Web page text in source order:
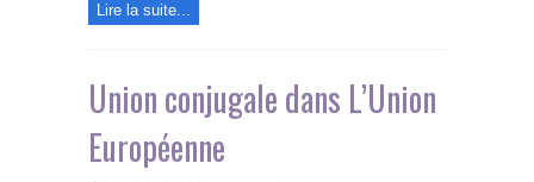
Lire la suite...
Union conjugale dans L’Union
Européenne